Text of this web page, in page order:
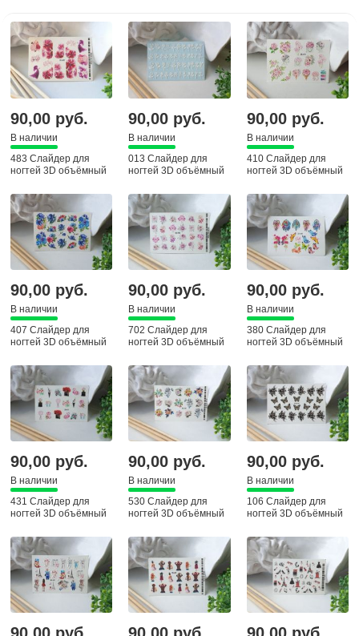
90,00 руб.
В наличии
483 Слайдер для
ногтей 3D объёмный
90,00 руб.
В наличии
013 Слайдер для
ногтей 3D объёмный
90,00 руб.
В наличии
410 Слайдер для
ногтей 3D объёмный
90,00 руб.
В наличии
407 Слайдер для
ногтей 3D объёмный
90,00 руб.
В наличии
702 Слайдер для
ногтей 3D объёмный
90,00 руб.
В наличии
380 Слайдер для
ногтей 3D объёмный
90,00 руб.
В наличии
431 Слайдер для
ногтей 3D объёмный
90,00 руб.
В наличии
530 Слайдер для
ногтей 3D объёмный
90,00 руб.
В наличии
106 Слайдер для
ногтей 3D объёмный